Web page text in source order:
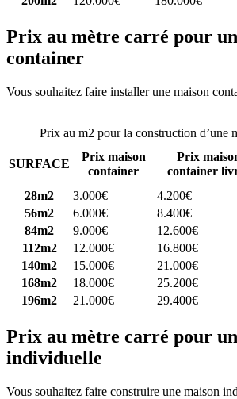
Prix au mètre carré pour
container
Vous souhaitez faire installer une maison
Prix au m2 pour la construction d’une
SURFACE
Prix maison
container
Prix
container
28m2
3.000€ 4.200€
56m2
6.000€ 8.400€
84m2
9.000€ 12.600€
112m2
12.000€ 16.800€
140m2
15.000€ 21.000€
168m2
18.000€ 25.200€
196m2
21.000€ 29.400€
Prix au mètre carré pour
individuelle
Vous souhaitez faire construire une maison